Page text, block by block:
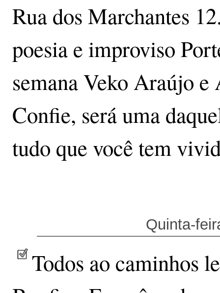
Rua dos Marchantes
poesia e improviso
semana Veko Araújo
Confie, será uma
tudo que você tem
Quinta-
Todos ao caminhos